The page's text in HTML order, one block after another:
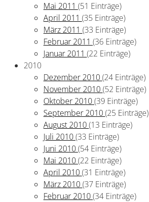
Mai 2011 (51 Einträge)
April 2011 (35 Einträge)
März 2011 (33 Einträge)
Februar 2011 (36 Einträge)
Januar 2011 (22 Einträge)
2010
Dezember 2010(24 Einträge)
November 2010(52 Einträge)
Oktober 2010(39 Einträge)
September 2010(25 Einträge)
August 2010(13 Einträge)
Juli 2010(33 Einträge)
Juni 2010(54 Einträge)
Mai 2010(22 Einträge)
April 2010(31 Einträge)
März 2010(37 Einträge)
Februar 2010(34 Einträge)